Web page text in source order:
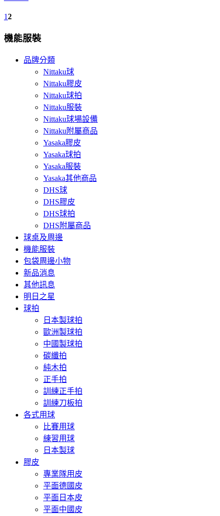
12
機能服裝
品牌分類
Nittaku球
Nittaku膠皮
Nittaku球拍
Nittaku服裝
Nittaku球場設備
Nittaku附屬商品
Yasaka膠皮
Yasaka球拍
Yasaka服裝
Yasaka其他商品
DHS球
DHS膠皮
DHS球拍
DHS附屬商品
球桌及周邊
機能服裝
包袋周邊小物
新品消息
其他訊息
明日之星
球拍
日本製球拍
歐洲製球拍
中國製球拍
碳纖拍
純木拍
正手拍
訓練正手拍
訓練刀板拍
各式用球
比賽用球
練習用球
日本製球
膠皮
專業隊用皮
平面德國皮
平面日本皮
平面中國皮